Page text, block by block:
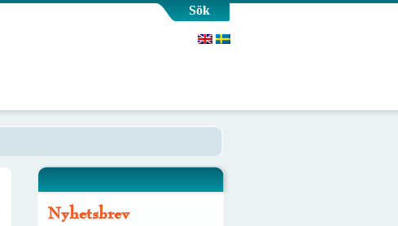
Sök
Nyhetsbrev